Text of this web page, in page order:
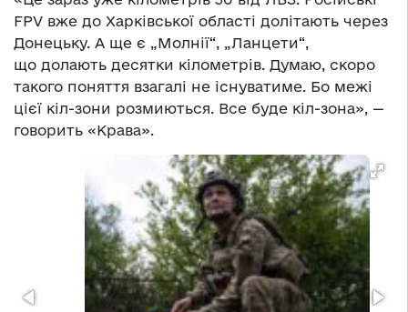
FPV вже до Харківської області долітають через
Донецьку. А ще є „Молнії“, „Ланцети“,
що долають десятки кілометрів. Думаю, скоро
такого поняття взагалі не існуватиме. Бо межі
цієї кіл-зони розмиються. Все буде кіл-зона», —
говорить «Крава».